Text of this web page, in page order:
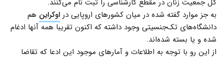
به جز موارد گفته شده در میان کشورهای اروپایی در اوکراین هم
دانشگاه‌های تک‌جنسیتی وجود داشته که اکنون تقریبا همه آنها ادغام
شده و یا بسته شده‌اند.
از این رو با توجه به اطلاعات و آمارهای موجود این ادعا که تقاضا